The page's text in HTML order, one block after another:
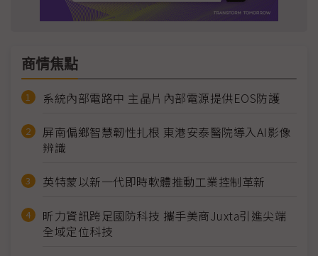
商情焦點
系統內部電路中 主晶片內部電源提供EOS防護
屏南偏鄉智慧韌性扎根 東港安泰醫院導入AI影像
辨識
英特蒙以新一代即時軟體推動工業控制革新
昕力資訊跨足國防科技 攜手美商Juxta引進尖端
全域定位科技